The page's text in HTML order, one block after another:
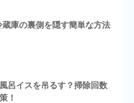
蔵庫の裏側を隠す簡単な方法
呂イスを吊るす？掃除回数
！